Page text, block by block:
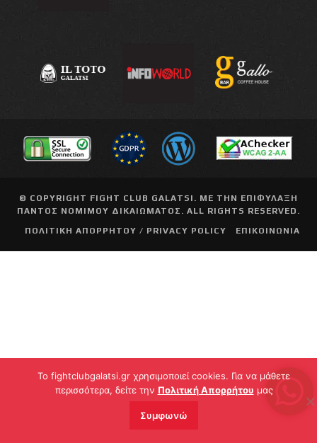
© COPYRIGHT FIGHT CLUB GALATSI . ΜΕ ΤΗΝ ΕΠΙΦΥΛΑΞΗ
ΠΑΝΤΟΣ ΝΟΜΙΜΟΥ ΔΙΚΑΙΩΜΑΤΟΣ. ALL RIGHTS RESERVED.
ΠΟΛΙΤΙΚΗ ΑΠΟΡΡΗΤΟΥ / PRIVACY POLICY
ΕΠΙΚΟΙΝΩΝΙΑ
To fightclubgalatsi.gr χρησιμοποιεί cookies. Για να μάθετε
περισσότερα, δείτε την Πολιτική Απορρήτου μας
Συμφωνώ